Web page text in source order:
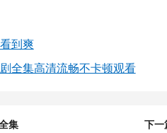
到爽
全集高清流畅不卡顿观看
集 下一